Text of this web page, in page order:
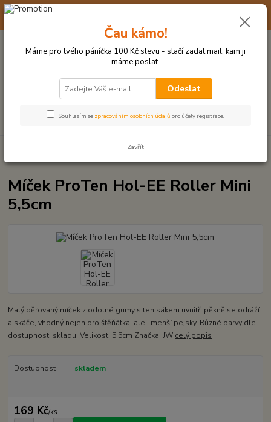
☀️ 10. - 14. SRPNA 2026 MÁME DOVOLENOU ☀️ OBJEDNÁVKY
Hledat
po–pá: 9–17 hod.
za0 Kč
MÍČKY, APORTY, TALÍŘE, HÁZEČE
Míček ProTen Hol-EE Roller Mini
5,5cm
Malý děrovaný míček z odolné gumy s tenisákem uvnitř, pěkně se odráží
a skáče, vhodný nejen pro štěňátka, ale i menší pejsky. Různé barvy dle
dostupnosti skladu. Velikost: 5,5cm Značka: JW celý popis
Dostupnost skladem
169 Kč/ks
Čau kámo!
Máme pro tvého páníčka 100 Kč slevu - stačí zadat mail, kam ji
máme poslat.
Odeslat
Souhlasím se zpracováním osobních údajů pro účely registrace.
Zavřít